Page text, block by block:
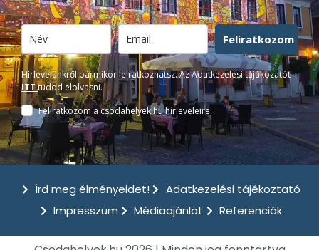
Feliratkozom
Hírlevelünkről bármikor leiratkozhatsz. Az Adatkezelési tájákozatót
ITTtudod elolvasni.
Feliratkozom a csodahelyek.hu hírleveleire.
Írd meg élményeidet!
Adatkezelési tájékoztató
Impresszum
Médiaajánlat Referenciák